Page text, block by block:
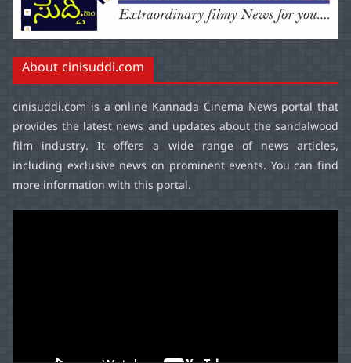
About cinisuddi.com
cinisuddi.com is a online Kannada Cinema News portal that
provides the latest news and updates about the sandalwood
film industry. It offers a wide range of news articles,
including exclusive news on prominent events. You can find
more information with this portal.